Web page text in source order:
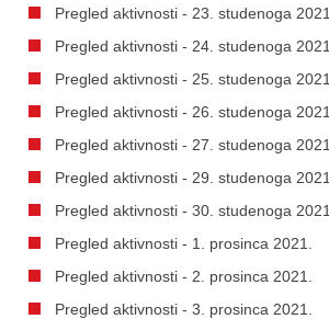
Pregled aktivnosti - 23. studenoga 2021.
Pregled aktivnosti - 24. studenoga 2021.
Pregled aktivnosti - 25. studenoga 2021.
Pregled aktivnosti - 26. studenoga 2021.
Pregled aktivnosti - 27. studenoga 2021.
Pregled aktivnosti - 29. studenoga 2021.
Pregled aktivnosti - 30. studenoga 2021.
Pregled aktivnosti - 1. prosinca 2021.
Pregled aktivnosti - 2. prosinca 2021.
Pregled aktivnosti - 3. prosinca 2021.